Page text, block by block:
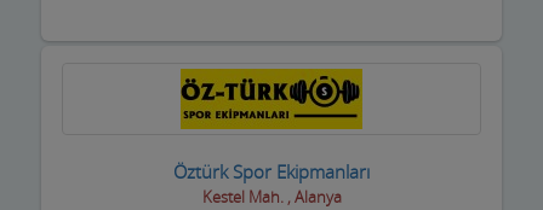
Öztürk Spor Ekipmanları
Kestel Mah. , Alanya